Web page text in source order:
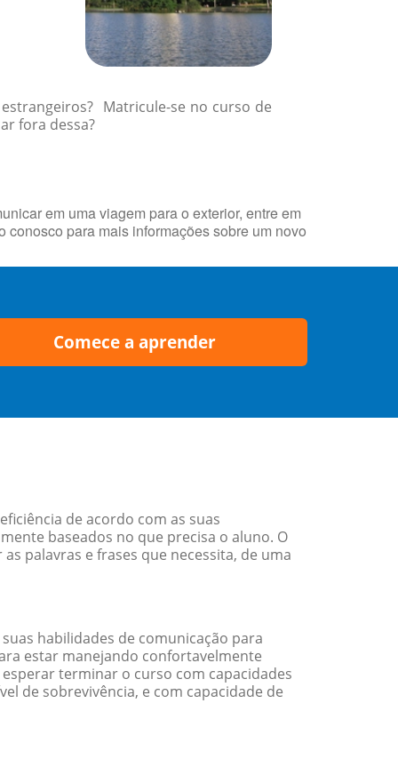
Matricule-se no curso de
fora dessa?
em uma viagem para o exterior, entre em
para mais informações sobre um novo
Comece a aprender
de acordo com as suas
baseados no que precisa o aluno. O
palavras e frases que necessita, de uma
habilidades de comunicação para
estar manejando confortavelmente
terminar o curso com capacidades
de sobrevivência, e com capacidade de